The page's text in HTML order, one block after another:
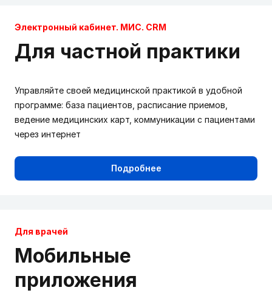
Электронный кабинет. МИС. CRM
Для частной практики
Управляйте своей медицинской практикой в удобной
программе: база пациентов, расписание приемов,
ведение медицинских карт, коммуникации с пациентами
через интернет
Подробнее
Для врачей
Мобильные
приложения